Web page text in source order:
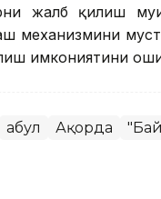
жалб қилиш
механизмини
имкониятини
Қабул Ақорда